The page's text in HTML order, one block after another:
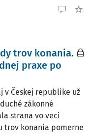
trov konania.
praxe po
v Českej republike už
zákonné
strana vo veci
trov konania pomerne